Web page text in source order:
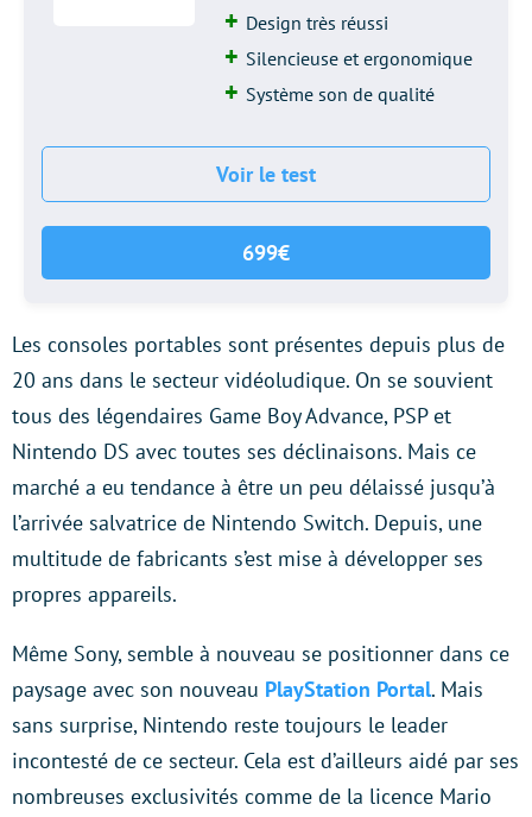
Design très réussi
Silencieuse et ergonomique
Système son de qualité
Voir le test
699€
Les consoles portables sont présentes depuis plus de
20 ans dans le secteur vidéoludique. On se souvient
tous des légendaires Game Boy Advance, PSP et
Nintendo DS avec toutes ses déclinaisons. Mais ce
marché a eu tendance à être un peu délaissé jusqu’à
l’arrivée salvatrice de Nintendo Switch. Depuis, une
multitude de fabricants s’est mise à développer ses
propres appareils.
Même Sony, semble à nouveau se positionner dans ce
paysage avec son nouveau PlayStation Portal. Mais
sans surprise, Nintendo reste toujours le leader
incontesté de ce secteur. Cela est d’ailleurs aidé par ses
nombreuses exclusivités comme de la licence Mario